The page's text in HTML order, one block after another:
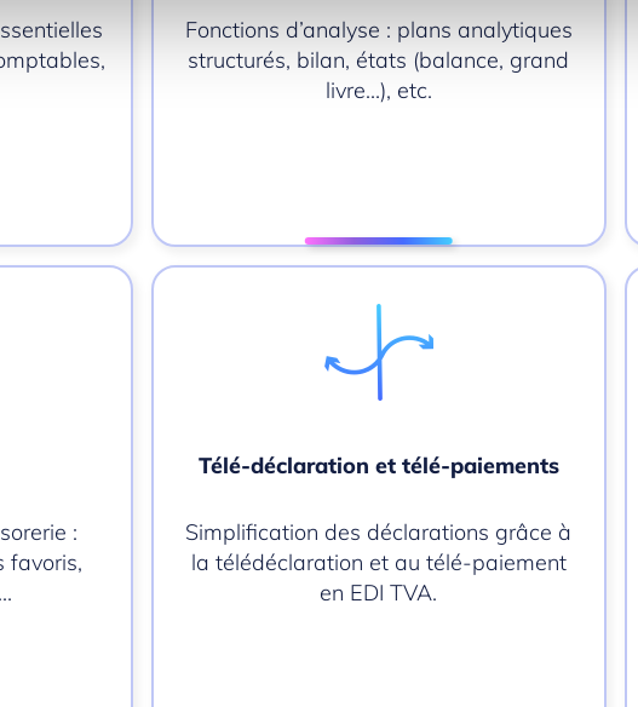
Fonctions d’analyse : plans analytiques
structurés, bilan, états (balance, grand
livre…), etc.
:
favoris,
Télé-déclaration et télé-paiements
Simplification des déclarations grâce à
la télédéclaration et au télé-paiement
en EDI TVA.